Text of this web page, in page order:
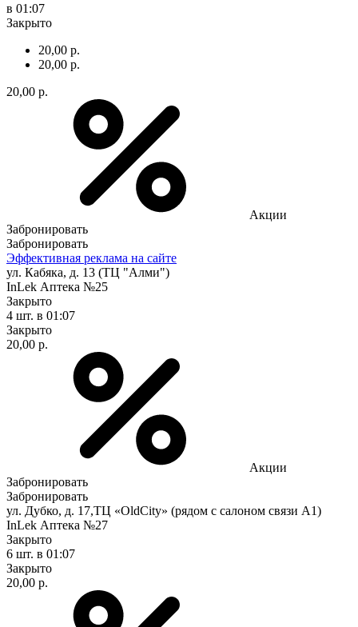
в 01:07
Закрыто
20,00 р.
20,00 р.
20,00 р.
Акции
Забронировать
Забронировать
Эффективная реклама на сайте
ул. Кабяка, д. 13 (ТЦ "Алми")
InLek Аптека №25
Закрыто
4 шт. в 01:07
Закрыто
20,00 р.
Акции
Забронировать
Забронировать
ул. Дубко, д. 17,ТЦ «OldCity» (рядом с салоном связи А1)
InLek Аптека №27
Закрыто
6 шт. в 01:07
Закрыто
20,00 р.